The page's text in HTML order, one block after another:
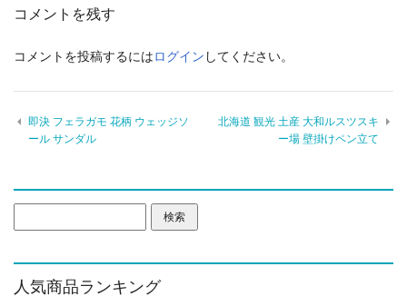
コメントを残す
コメントを投稿するにはログイン してください。
即決 フェラガモ 花柄 ウェッジソ
ール サンダル
北海道 観光 土産 大和ルスツスキ
ー場 壁掛けペン立て
索:
人気商品ランキング